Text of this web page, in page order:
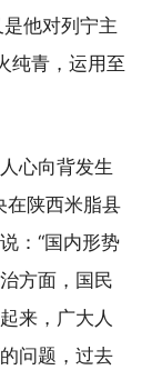
他对列宁主
纯青，运用至
心向背发生
在陕西米脂县
：“国内形势
方面，国民
来，广大人
问题，过去